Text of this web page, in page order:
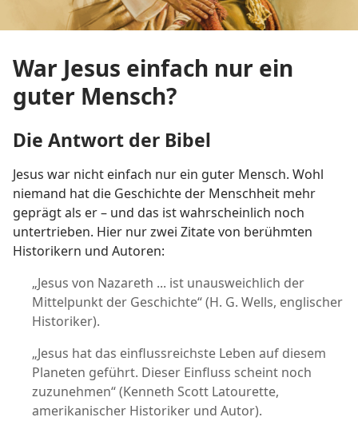
War Jesus einfach nur ein
guter Mensch?
Die Antwort der Bibel
Jesus war nicht einfach nur ein guter Mensch. Wohl
niemand hat die Geschichte der Menschheit mehr
geprägt als er – und das ist wahrscheinlich noch
untertrieben. Hier nur zwei Zitate von berühmten
Historikern und Autoren:
„Jesus von Nazareth ... ist unausweichlich der
Mittelpunkt der Geschichte“ (H. G. Wells, englischer
Historiker).
„Jesus hat das einflussreichste Leben auf diesem
Planeten geführt. Dieser Einfluss scheint noch
zuzunehmen“ (Kenneth Scott Latourette,
amerikanischer Historiker und Autor).